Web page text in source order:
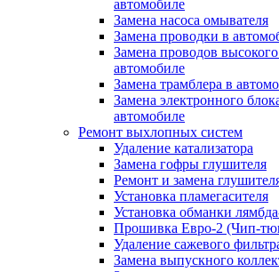
автомобиле
Замена насоса омывателя
Замена проводки в
Замена проводов
автомобиле
Замена трамблера в
Замена электронного
автомобиле
Ремонт выхлопных систем
Удаление катализатора
Замена гофры глушителя
Ремонт и замена
Установка пламегасителя
Установка обманки
Прошивка Евро-2 (Чип-
Удаление сажевого
Замена выпускного